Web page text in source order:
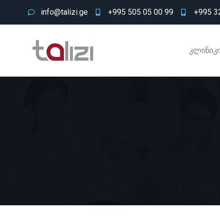
info@talizi.ge +995 505 05 00 99 +995